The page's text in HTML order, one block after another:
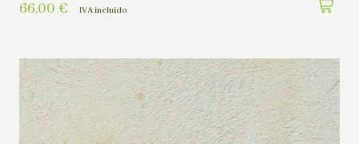
66,00 € IVA incluído